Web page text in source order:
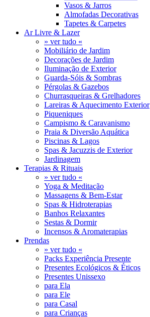
Vasos & Jarros
Almofadas Decorativas
Tapetes & Carpetes
Ar Livre & Lazer
» ver tudo «
Mobiliário de Jardim
Decorações de Jardim
Iluminação de Exterior
Guarda-Sóis & Sombras
Pérgolas & Gazebos
Churrasqueiras & Grelhadores
Lareiras & Aquecimento Exterior
Piqueniques
Campismo & Caravanismo
Praia & Diversão Aquática
Piscinas & Lagos
Spas & Jacuzzis de Exterior
Jardinagem
Terapias & Rituais
» ver tudo «
Yoga & Meditação
Massagens & Bem-Estar
Spas & Hidroterapias
Banhos Relaxantes
Sestas & Dormir
Incensos & Aromaterapias
Prendas
» ver tudo «
Packs Experiência Presente
Presentes Ecológicos & Éticos
Presentes Unissexo
para Ela
para Ele
para Casal
para Crianças